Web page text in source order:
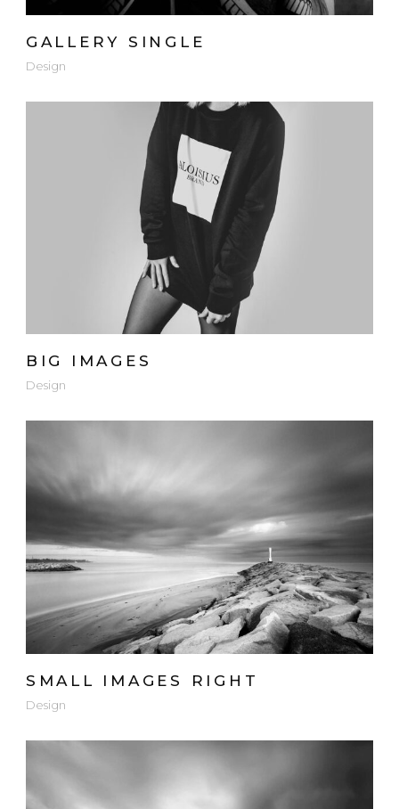
GALLERY SINGLE
Design
BIG IMAGES
Design
SMALL IMAGES RIGHT
Design